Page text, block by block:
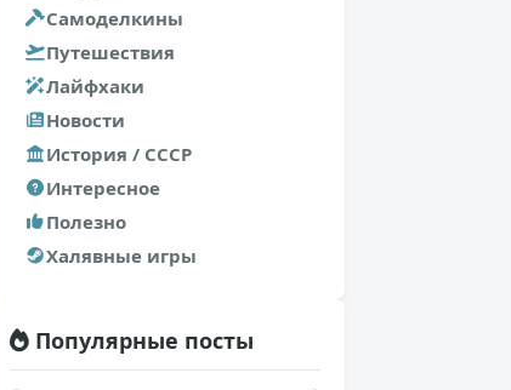
Самоделкины
Путешествия
Лайфхаки
Новости
История / СССР
Интересное
Полезно
Халявные игры
Популярные посты